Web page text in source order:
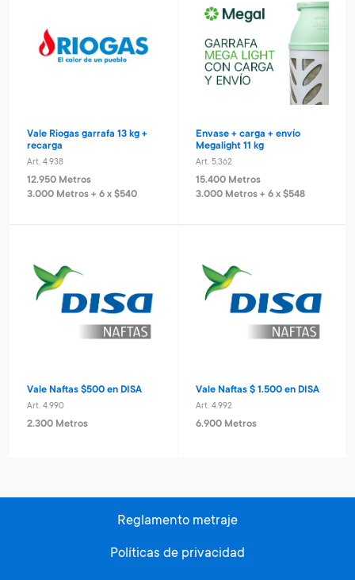
Vale Riogas garrafa 13 kg +
recarga
Art. 4.938
12.950 Metros
3.000 Metros + 6 x $540
Envase + carga + envío
Megalight 11 kg
Art. 5.362
15.400 Metros
3.000 Metros + 6 x $548
Vale Naftas $500 en DISA
Art. 4.990
2.300 Metros
Vale Naftas $ 1.500 en DISA
Art. 4.992
6.900 Metros
Reglamento metraje
Políticas de privacidad